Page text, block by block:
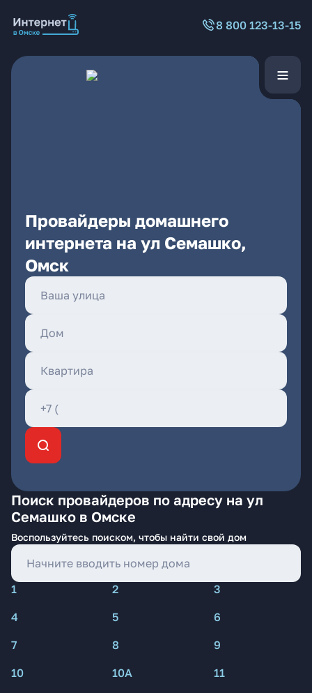
8 800 123-13-15
Провайдеры домашнего
интернета на ул Семашко,
Омск
Поиск провайдеров по адресу на ул
Семашко в Омске
Воспользуйтесь поиском, чтобы найти свой дом
1 2
3
4
5
6
7
8
9
10
10А
11